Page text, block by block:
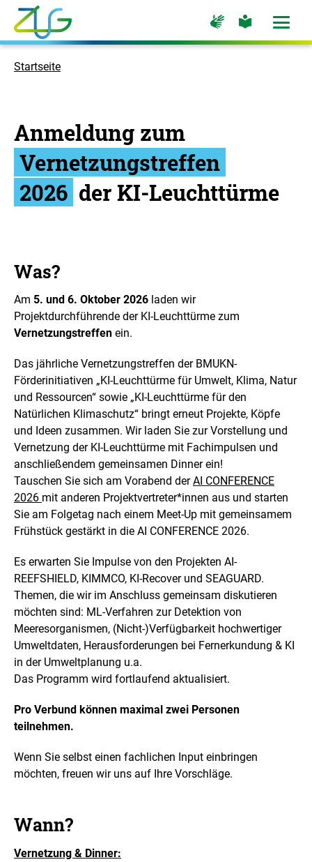
Zum
Hauptinhalt
springen
Logo
Zukunft
Zur
Startseite
Zur
Seite
Gebärdensprache
Zur
Seite
leichte
Menü
Startseite
Anmeldung zum
Vernetzungstreffen
2026 der KI-Leuchttürme
Was?
Am 5. und 6. Oktober 2026 laden wir
Projektdurchführende der KI-Leuchttürme zum
Vernetzungstreffen ein.
Das jährliche Vernetzungstreffen der BMUKN-
Förderinitiativen „KI-Leuchttürme für Umwelt, Klima, Natur
und Ressourcen“ sowie „KI-Leuchttürme für den
Natürlichen Klimaschutz“ bringt erneut Projekte, Köpfe
und Ideen zusammen. Wir laden Sie zur Vorstellung und
Vernetzung der KI-Leuchttürme mit Fachimpulsen und
anschließendem gemeinsamen Dinner ein!
Tauschen Sie sich am Vorabend derAI CONFERENCE
2026 mit anderen Projektvertreter*innen aus und starten
Sie am Folgetag nach einem Meet-Up mit gemeinsamem
Frühstück gestärkt in die AI CONFERENCE 2026.
Es erwarten Sie Impulse von den Projekten AI-
REEFSHIELD, KIMMCO, KI-Recover und SEAGUARD.
Themen, die wir im Anschluss gemeinsam diskutieren
möchten sind: ML-Verfahren zur Detektion von
Meeresorganismen, (Nicht-)Verfügbarkeit hochwertiger
Umweltdaten, Herausforderungen bei Fernerkundung & KI
in der Umweltplanung u.a.
Das Programm wird fortlaufend aktualisiert.
Pro Verbund können maximal zwei Personen
teilnehmen.
Wenn Sie selbst einen fachlichen Input einbringen
möchten, freuen wir uns auf Ihre Vorschläge.
Wann?
Vernetzung & Dinner: